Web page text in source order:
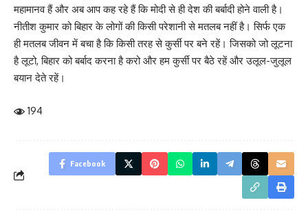
महामानव हैं और अब आप कह रहे हैं कि मोदी से ही देश की बर्बादी होने वाली है।
नीतीश कुमार को बिहार के लोगों की किसी परेशानी से मतलब नहीं है। सिर्फ एक
ही मतलब जीवन में बचा है कि किसी तरह से कुर्सी पर बने रहें। जिसको जो लूटना
है लूटो, बिहार को बर्बाद करना है करो और हम कुर्सी पर बैठे रहें और उलूल-जुलूल
बयान देते रहें।
194
Facebook